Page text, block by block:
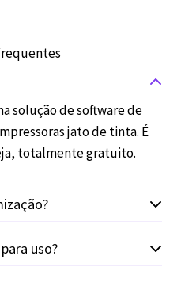
solução de software de
jato de tinta. É
totalmente gratuito.
uso?